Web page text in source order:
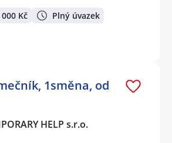
Kč Plný úvazek
1směna, od
HELP s.r.o.